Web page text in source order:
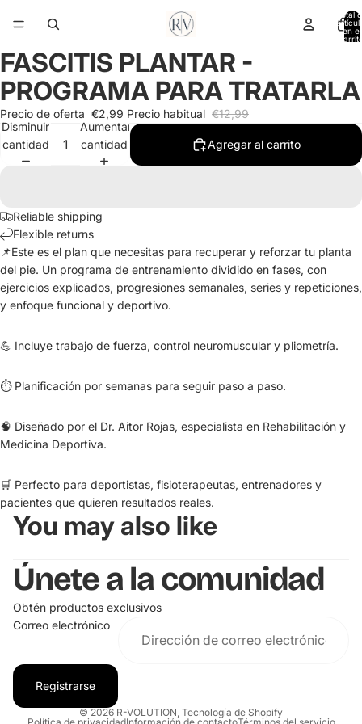
Total
en el
Abrir
imagen
a
pantalla
completa
FASCITIS PLANTAR -
PROGRAMA PARA TRATARLA
Precio de oferta €2,99 Precio habitual €12,99
Disminuir
cantidad
Aumentar
cantidad
Agregar al carrito
Reliable shipping
Flexible returns
📌Este es el plan que necesitas para recuperar y reforzar tu planta
del pie. Un programa de entrenamiento dividido en fases, con
ejercicios explicados, progresiones semanales, series y repeticiones,
y enfoque funcional y deportivo.
💪 Incluye trabajo de fuerza, control neuromuscular y pliometría.
⏱️ Planificación por semanas para seguir paso a paso.
🧠 Diseñado por el Dr. Aitor Rojas, especialista en Rehabilitación y
Medicina Deportiva.
🛒 Perfecto para deportistas, fisioterapeutas, entrenadores y
pacientes que quieren resultados reales.
You may also like
Únete a la comunidad
Obtén productos exclusivos
Correo electrónico
Registrarse
© 2026 R-VOLUTION, Tecnología de Shopify